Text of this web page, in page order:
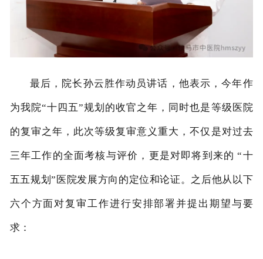
最后，院长孙云胜作动员讲话，他表示，今年作
为我院“十四五”规划的收官之年，同时也是等级医院
的复审之年，此次等级复审意义重大，不仅是对过去
三年工作的全面考核与评价，更是对即将到来的 “十
五五规划”医院发展方向的定位和论证。之后他从以下
六个方面对复审工作进行安排部署并提出期望与要
求：